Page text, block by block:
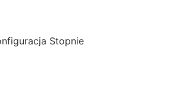
Stopnie